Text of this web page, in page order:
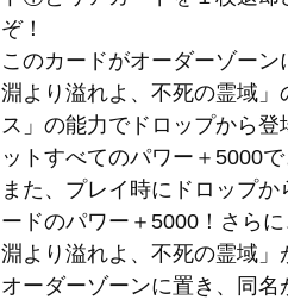
ぞ！
このカードがオーダーゾー
淵より溢れよ、不死の霊域
ス」の能力でドロップから
ットすべてのパワー＋5000で
また、プレイ時にドロップ
ードのパワー＋5000！さら
淵より溢れよ、不死の霊域
オーダーゾーンに置き、同